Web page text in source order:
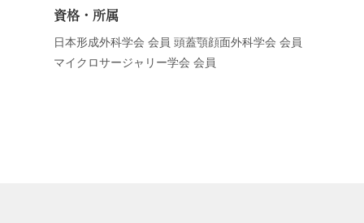
資格・所属
日本形成外科学会 会員 頭蓋顎顔面外科学会 会員
マイクロサージャリー学会 会員